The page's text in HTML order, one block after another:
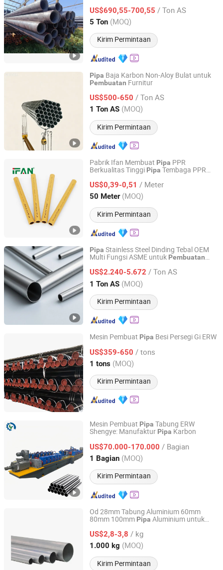
US$690,55-700,55 / Ton AS
5 Ton (MOQ)
Kirim Permintaan
Shandong, China Harga mulai 2026
Pipa Baja Karbon Non-Aloy Bulat untuk
Pembuatan Furnitur
US$500-650 / Ton AS
1 Ton AS (MOQ)
Kirim Permintaan
Zhejiang Yingjia Steel Co., Ltd.
Zhejiang, China Harga mulai 2026
Pabrik Ifan Membuat Pipa PPR
Berkualitas Tinggi Pipa Tembaga PPR
Minum
US$0,39-0,51 / Meter
50 Meter (MOQ)
Kirim Permintaan
Zhuji Fengfan Piping Co., Ltd.
Zhejiang, China Harga mulai 2020
Pipa Stainless Steel Dinding Tebal OEM
Multi Fungsi ASME untuk Pembuatan
US$2.240-5.672 / Ton AS
1 Ton AS (MOQ)
Kirim Permintaan
Wenzhou Sinco Steel Co., Ltd.
Zhejiang, China Harga mulai 2022
Mesin Pembuat Pipa Besi Persegi Gi ERW
US$359-650 / tons
1 tons (MOQ)
Kirim Permintaan
Union Steel Industry Co., Ltd.
Hunan, China Harga mulai 2024
Mesin Pembuat Pipa Tabung ERW
Shengye: Manufaktur Pipa Karbon
US$70.000-170.000 / Bagian
1 Bagian (MOQ)
Kirim Permintaan
Yangzhou Shengye Machinery Manufacturing Co., Ltd.
Jiangsu, China Harga mulai 2026
Od 28mm Tabung Aluminium 60mm
80mm 100mm Pipa Aluminium untuk
Pengelasan
US$2,8-3,8 / kg
1.000 kg (MOQ)
Kirim Permintaan
Jiangsu Botejia Special Steel Co., Ltd.
Jiangsu, China Harga mulai 2025